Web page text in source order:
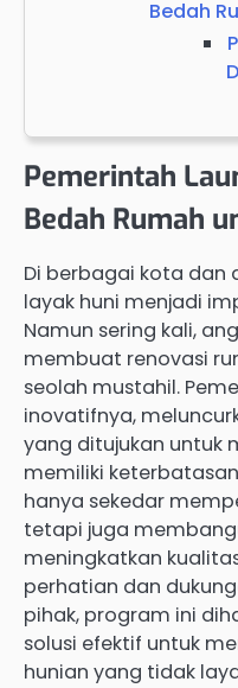
Bedah
Pemerintah
Bedah Rumah
Di berbagai kota dan
layak huni menjadi
Namun sering kali,
membuat renovasi
seolah mustahil.
inovatifnya,
yang ditujukan untuk
memiliki
hanya sekedar
tetapi juga
meningkatkan
perhatian dan
pihak, program ini
solusi efektif untuk
hunian yang tidak